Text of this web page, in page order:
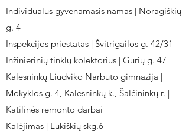
Individualus gyvenamasis namas | Noragiškių
g. 4
Inspekcijos priestatas | Švitrigailos g. 42/31
Inžinierinių tinklų kolektorius | Gurių g. 47
Kalesninkų Liudviko Narbuto gimnazija |
Mokyklos g. 4, Kalesninkų k., Šalčininkų r. |
Katilinės remonto darbai
Kalėjimas | Lukiškių skg.6